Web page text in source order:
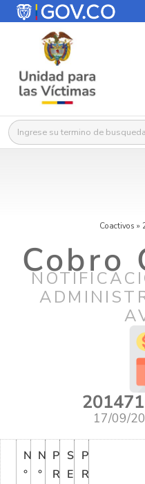
Buscar:
Coactivos »
Cobro
17/09/
N
°
N
°
P
R
S
E
P
R